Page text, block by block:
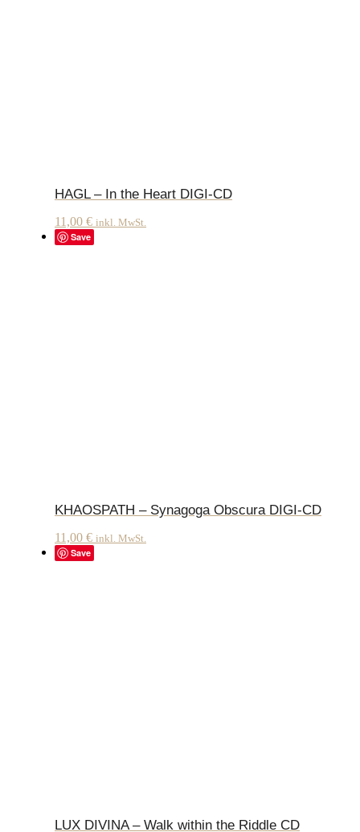
HAGL – In the Heart DIGI-CD
11,00 € inkl. MwSt.
Save
KHAOSPATH – Synagoga Obscura DIGI-CD
11,00 € inkl. MwSt.
Save
LUX DIVINA – Walk within the Riddle CD